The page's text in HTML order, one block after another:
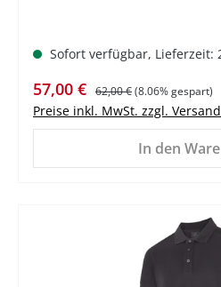
Sofort verfügbar, Lieferzeit:
Verkaufspreis:
57,00 € Regulärer Preis:
62,00 €(8.06% gespart)
Preise inkl. MwSt. zzgl.
In den